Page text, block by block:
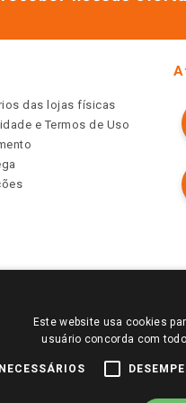
das lojas físicas
e Termos de Uso
REGIÃO, FAÇA LOGIN E SELECIONE
DESTE SITE SÃO VÁLIDOS
Este website usa cookies
usuário concorda com